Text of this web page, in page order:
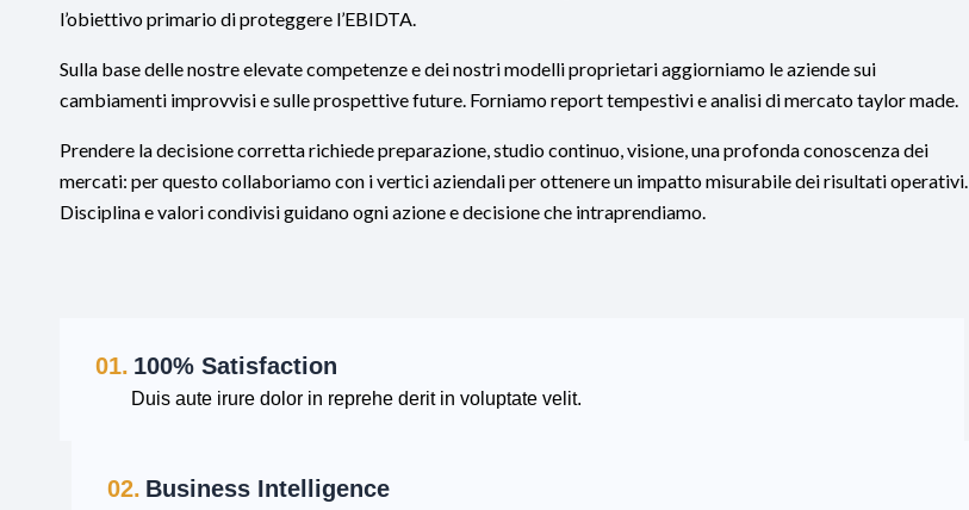
l’obiettivo primario di proteggere l’EBIDTA.
Sulla base delle nostre elevate competenze e dei nostri modelli proprietari aggiorniamo le aziende sui
cambiamenti improvvisi e sulle prospettive future. Forniamo report tempestivi e analisi di mercato taylor made.
Prendere la decisione corretta richiede preparazione, studio continuo, visione, una profonda conoscenza dei
mercati: per questo collaboriamo con i vertici aziendali per ottenere un impatto misurabile dei risultati operativi.
Disciplina e valori condivisi guidano ogni azione e decisione che intraprendiamo.
01. 100% Satisfaction
Duis aute irure dolor in reprehe derit in voluptate velit.
02. Business Intelligence